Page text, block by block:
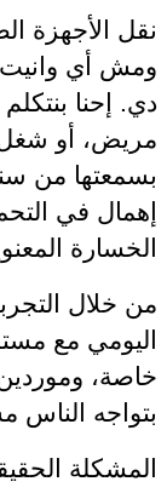
نقل الأجهزة
ومش أي وانيت
دي. إحنا
مريض، أو
بسمعتها من
إهمال في
الخسارة
من خلال
اليومي مع
خاصة،
بتواجه
المشكلة